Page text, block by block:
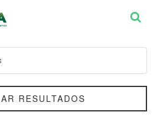
RESULTADOS